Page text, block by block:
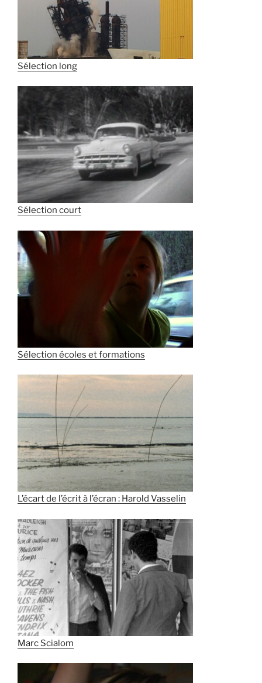
Sélection long
Sélection court
Sélection écoles et formations
L’écart de l’écrit à l’écran : Harold Vasselin
Marc Scialom